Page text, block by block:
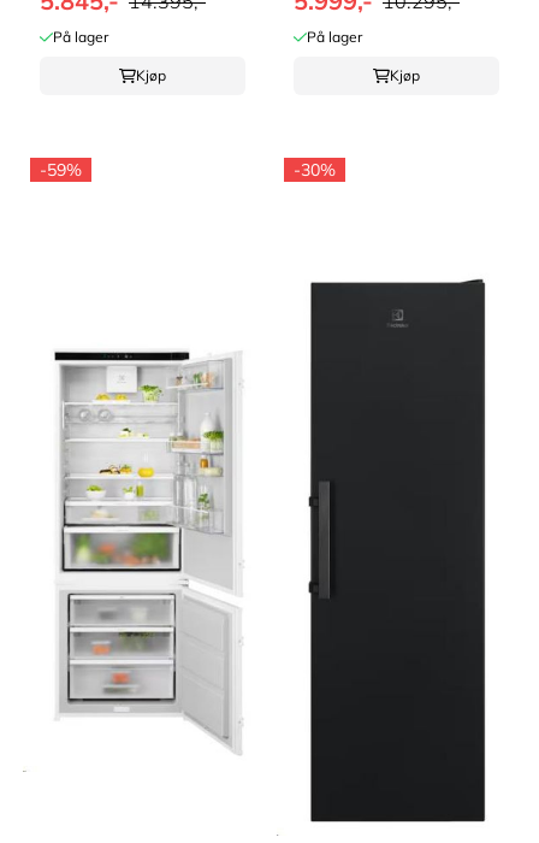
På lager
Kjøp
På lager
Kjøp
-59% -30%